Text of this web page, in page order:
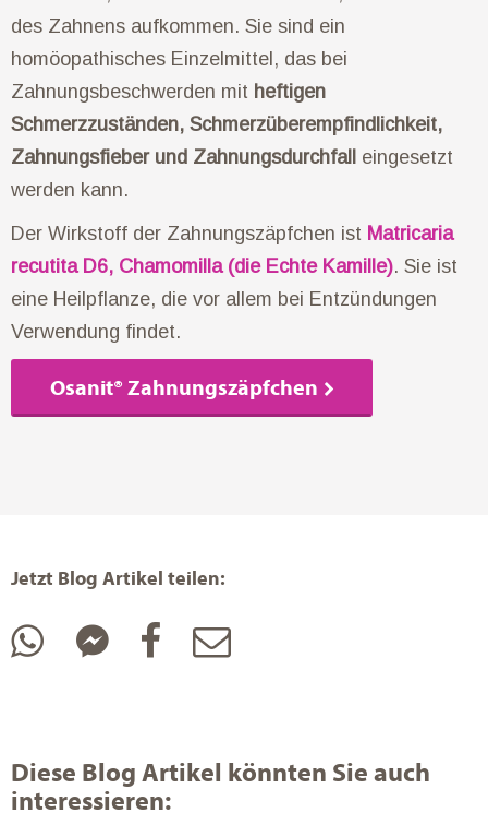
des Zahnens aufkommen. Sie sind ein
homöopathisches Einzelmittel, das bei
Zahnungsbeschwerden mit heftigen
Schmerzzuständen, Schmerzüberempfindlichkeit,
Zahnungsfieber und Zahnungsdurchfall eingesetzt
werden kann.
Der Wirkstoff der Zahnungszäpfchen ist Matricaria
recutita D6, Chamomilla (die Echte Kamille). Sie ist
eine Heilpflanze, die vor allem bei Entzündungen
Verwendung findet.
Osanit® Zahnungszäpfchen
Jetzt Blog Artikel teilen:
Diese Blog Artikel könnten Sie auch
interessieren: